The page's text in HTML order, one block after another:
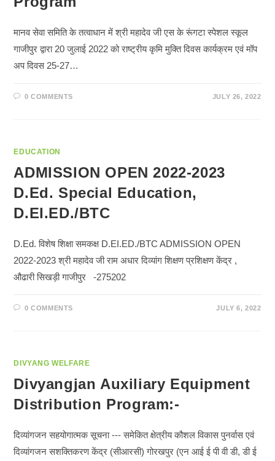
मानव सेवा समिति के तत्वाधान में श्री महादेव जी एस के रूंगटा स्पेशल स्कूल
गाजीपुर द्वारा 20 जुलाई 2022 को राष्ट्रीय कृमि मुक्ति दिवस कार्यक्रम एवं मॉप
अप दिवस 25-27…
0 COMMENTS JULY 26, 2022
EDUCATION
ADMISSION OPEN 2022-2023
D.Ed. Special Education,
D.EI.ED./BTC
D.Ed. विशेष शिक्षा समकक्ष D.EI.ED./BTC ADMISSION OPEN
2022-2023 श्री महादेव जी राम अधार दिव्यांग शिक्षण प्रशिक्षण केंद्र ,
औढारी सिखड़ी गाजीपुर -275202
0 COMMENTS JULY 6, 2022
DIVYANG WELFARE
Divyangjan Auxiliary Equipment
Distribution Program:-
दिव्यांगजन सहयोगात्मक सूचना --- समेकित क्षेत्रीय कौशल विकास पुनर्वास एवं
दिव्यांगजन सशक्तिकरण केंद्र (सीआरसी) गोरखपुर (एन आई ई पी वी डी, डी ई